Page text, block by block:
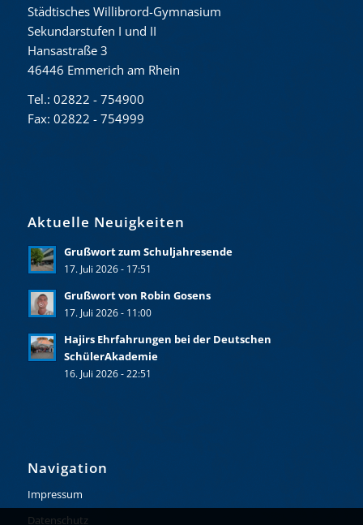
Städtisches Willibrord-Gymnasium
Sekundarstufen I und II
Hansastraße 3
46446 Emmerich am Rhein
Tel.: 02822 - 754900
Fax: 02822 - 754999
Aktuelle Neuigkeiten
Grußwort zum Schuljahresende
17. Juli 2026 - 17:51
Grußwort von Robin Gosens
17. Juli 2026 - 11:00
Hajirs Ehrfahrungen bei der Deutschen
SchülerAkademie
16. Juli 2026 - 22:51
Navigation
Impressum
Datenschutz